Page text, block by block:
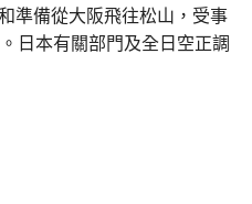
準備從大阪飛往松山，受事
日本有關部門及全日空正調